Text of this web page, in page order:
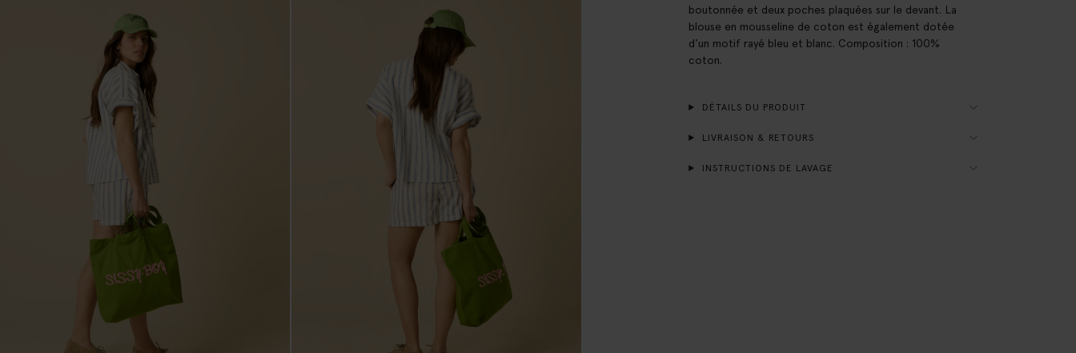
boutonnée et deux poches plaquées sur le devant. La
blouse en mousseline de coton est également dotée
d'un motif rayé bleu et blanc. Composition : 100%
coton.
DÉTAILS DU PRODUIT
LIVRAISON & RETOURS
INSTRUCTIONS DE LAVAGE